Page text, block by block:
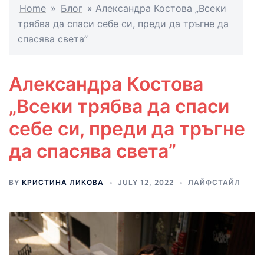
Home » Блог » Александра Костова „Всеки
трябва да спаси себе си, преди да тръгне да
спасява света”
Александра Костова
„Всеки трябва да спаси
себе си, преди да тръгне
да спасява света”
BY КРИСТИНА ЛИКОВА JULY 12, 2022 ЛАЙФСТАЙЛ